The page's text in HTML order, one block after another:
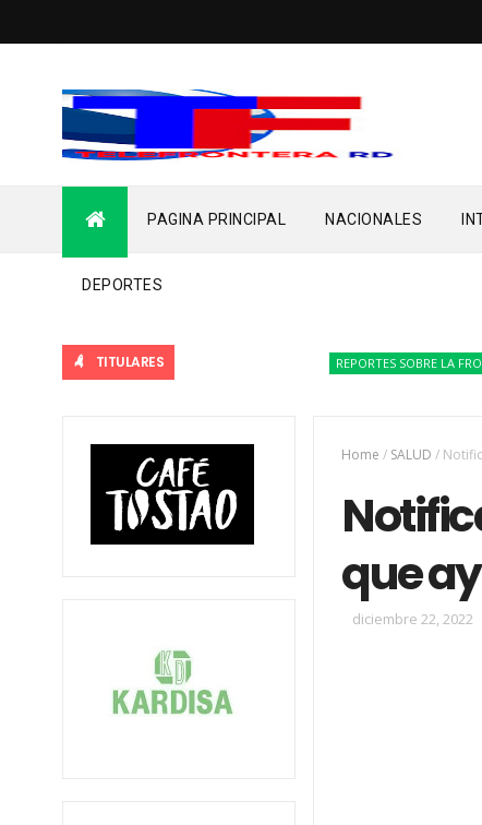
PAGINA PRINCIPAL NACIONALES
DEPORTES
TITULARES REPORTES SOBRE LA
Home / SALUD /
que
diciembre 22, 2022